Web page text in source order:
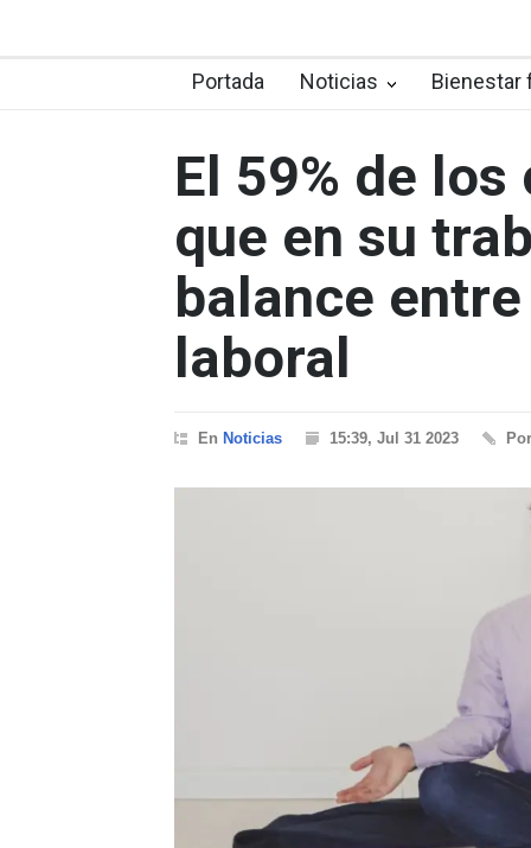
Portada Noticias Bienestar
El 59% de
que en su
balance
laboral
En Noticias 15:39, Jul 31 2023 Por